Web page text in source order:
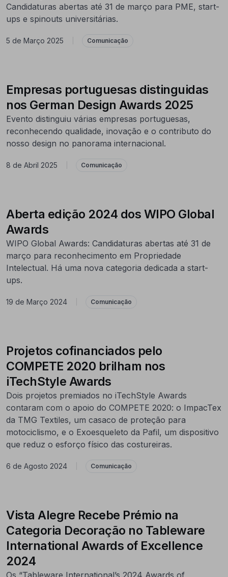
Candidaturas abertas até 31 de março para PME, start-
ups e spinouts universitárias.
5 de Março 2025 Comunicação
Empresas portuguesas distinguidas
nos German Design Awards 2025
Evento distinguiu várias empresas portuguesas,
reconhecendo qualidade, inovação e o contributo do
nosso design no panorama internacional.
8 de Abril 2025 Comunicação
Aberta edição 2024 dos WIPO Global
Awards
WIPO Global Awards: Candidaturas abertas até 31 de
março para reconhecimento em Propriedade
Intelectual. Há uma nova categoria dedicada a start-
ups.
19 de Março 2024 Comunicação
Projetos cofinanciados pelo
COMPETE 2020 brilham nos
iTechStyle Awards
Dois projetos premiados no iTechStyle Awards
contaram com o apoio do COMPETE 2020: o ImpacTex
da TMG Textiles, um casaco de proteção para
motociclismo, e o Exoesqueleto da Pafil, um dispositivo
que reduz o esforço físico das costureiras.
6 de Agosto 2024 Comunicação
Vista Alegre Recebe Prémio na
Categoria Decoração no Tableware
International Awards of Excellence
2024
Os “Tableware International’s 2024 Awards of